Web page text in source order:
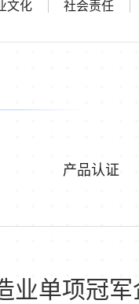
文化 社会责任
产品认证
业单项冠军